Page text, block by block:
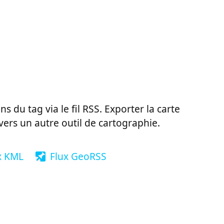
du tag via le fil RSS. Exporter la carte
un autre outil de cartographie.
KML Flux GeoRSS